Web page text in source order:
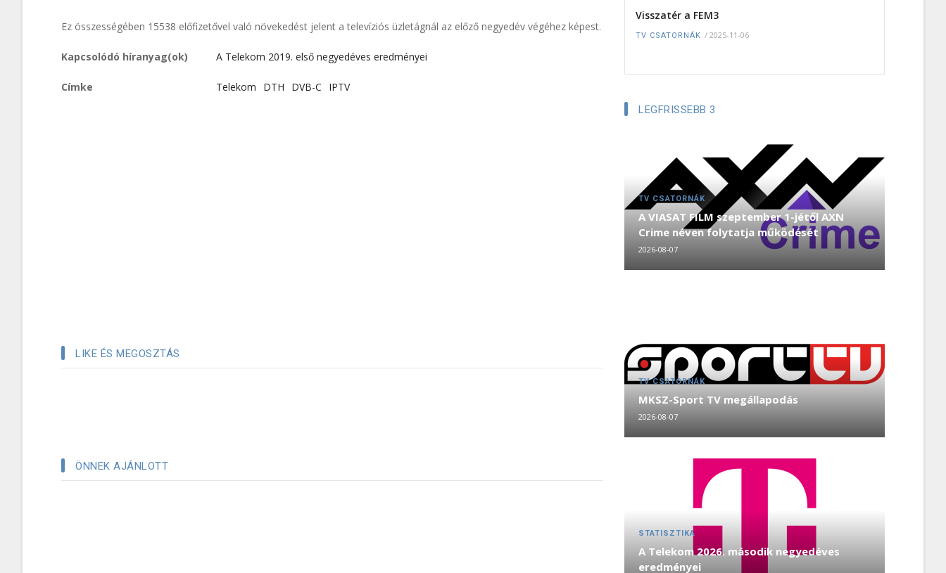
Ez összességében 15538 előfizetővel való növekedést jelent a televíziós üzletágnál az előző negyedév végéhez képest.
Kapcsolódó híranyag(ok) A Telekom 2019. első negyedéves eredményei
Címke Telekom DTH DVB-C IPTV
LIKE ÉS MEGOSZTÁS
ÖNNEK AJÁNLOTT
Visszatér a FEM3
TV CSATORNÁK / 2025-11-06
LEGFRISSEBB 3
TV CSATORNÁK
A VIASAT FILM szeptember 1-jétől AXN
Crime néven folytatja működését
2026-08-07
TV CSATORNÁK
MKSZ-Sport TV megállapodás
2026-08-07
STATISZTIKA
A Telekom 2026. második negyedéves
eredményei